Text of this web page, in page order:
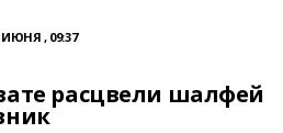
ИЮНЯ , 09:37
расцвели шалфей